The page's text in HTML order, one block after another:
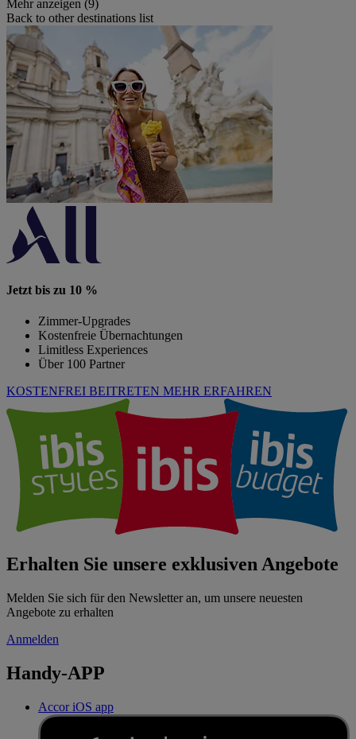
Mehr anzeigen (9)
Back to other destinations list
Jetzt bis zu 10 %
Zimmer-Upgrades
Kostenfreie Übernachtungen
Limitless Experiences
Über 100 Partner
KOSTENFREI BEITRETEN MEHR ERFAHREN
Erhalten Sie unsere exklusiven Angebote
Melden Sie sich für den Newsletter an, um unsere neuesten
Angebote zu erhalten
Anmelden
Handy-APP
Accor iOS app